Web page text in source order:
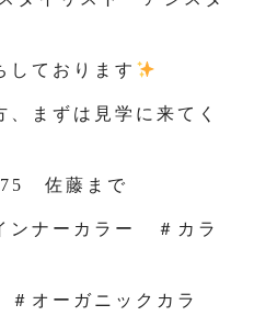
しております
まずは見学に来てく
佐藤まで
ンナーカラー ＃カラ
オーガニックカラ